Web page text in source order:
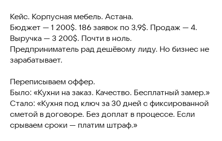
Кейс. Корпусная мебель. Астана.
Бюджет — 1 200$. 186 заявок по 3,9$. Продаж — 4.
Выручка — 3 200$. Почти в ноль.
Предприниматель рад дешёвому лиду. Но бизнес не
зарабатывает.
Переписываем оффер.
Было: «Кухни на заказ. Качество. Бесплатный замер.»
Стало: «Кухня под ключ за 30 дней с фиксированной
сметой в договоре. Без доплат в процессе. Если
срываем сроки — платим штраф.»